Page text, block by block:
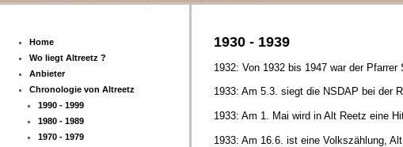
Home
Wo liegt Altreetz ?
Anbieter
Chronologie von Altreetz
1990 - 1999
1980 - 1989
1970 - 1979
1930 - 1939
1932: Von 1932 bis 1947 war der Pfarrer
1933: Am 5.3. siegt die NSDAP bei der
1933: Am 1. Mai wird in Alt Reetz eine
1933: Am 16.6. ist eine Volkszählung,